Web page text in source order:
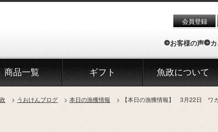
会員登録
お客様の声
商品一覧 ギフト 魚政について
うおけんブログ 本日の漁獲情報 【本日の漁獲情報】 3月22日 ワ